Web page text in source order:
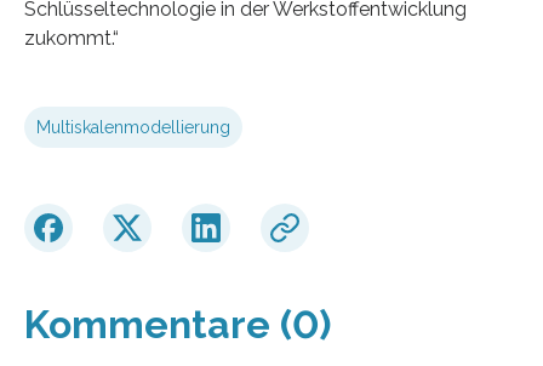
Schlüsseltechnologie in der Werkstoffentwicklung
zukommt.“
Multiskalenmodellierung
Kommentare (0)